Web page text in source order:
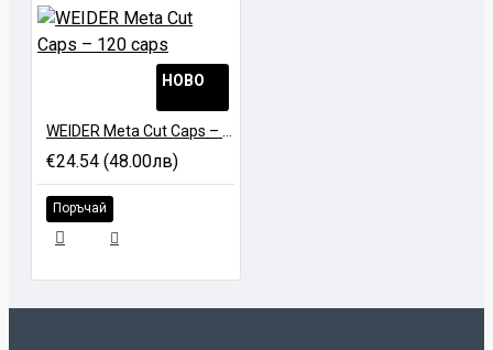
НОВО
WEIDER Meta Cut Caps – 120 caps
€24.54 (48.00лв)
Поръчай